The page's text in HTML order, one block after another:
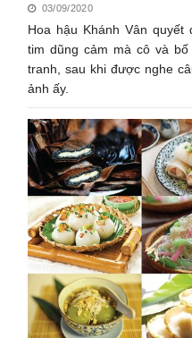
03/09/2020
Hoa hậu Khánh Vân
tim dũng cảm mà cô và
tranh, sau khi được nghe
ảnh ấy.